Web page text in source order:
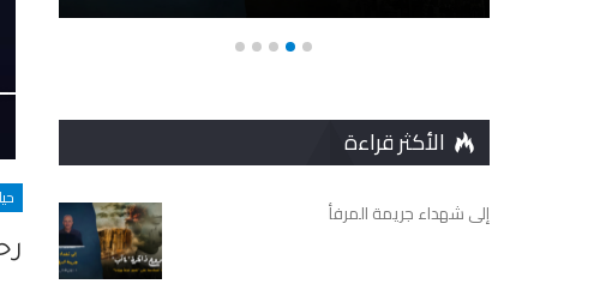
الأكثر قراءة
إلى شهداء جريمة المرفأ